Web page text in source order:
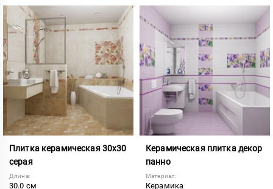
Плитка керамическая 30х30
серая
Длина:
30.0 см
Керамическая плитка декор
панно
Материал:
Керамика